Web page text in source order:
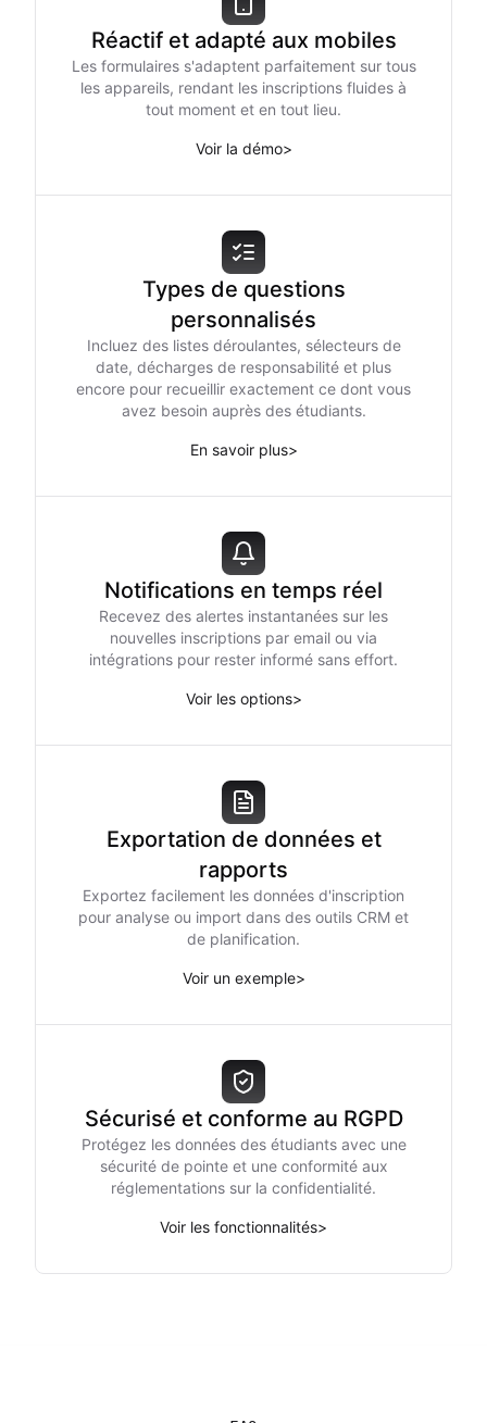
Réactif et adapté aux mobiles
Les formulaires s'adaptent parfaitement sur tous
les appareils, rendant les inscriptions fluides à
tout moment et en tout lieu.
Voir la démo>
Types de questions
personnalisés
Incluez des listes déroulantes, sélecteurs de
date, décharges de responsabilité et plus
encore pour recueillir exactement ce dont vous
avez besoin auprès des étudiants.
En savoir plus>
Notifications en temps réel
Recevez des alertes instantanées sur les
nouvelles inscriptions par email ou via
intégrations pour rester informé sans effort.
Voir les options>
Exportation de données et
rapports
Exportez facilement les données d'inscription
pour analyse ou import dans des outils CRM et
de planification.
Voir un exemple>
Sécurisé et conforme au RGPD
Protégez les données des étudiants avec une
sécurité de pointe et une conformité aux
réglementations sur la confidentialité.
Voir les fonctionnalités>